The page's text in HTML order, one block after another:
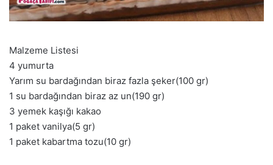
Malzeme Listesi
4 yumurta
Yarım su bardağından biraz fazla şeker(100 gr)
1 su bardağından biraz az un(190 gr)
3 yemek kaşığı kakao
1 paket vanilya(5 gr)
1 paket kabartma tozu(10 gr)